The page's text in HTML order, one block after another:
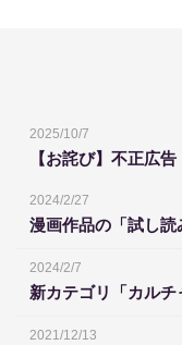
2025/10/7
【お詫び】不正広
2024/2/27
漫画作品の「試し読
2024/2/7
新カテゴリ「カル
2021/12/13